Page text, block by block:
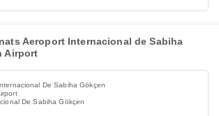
Aeroport Internacional de Sabiha
Airport
De Sabiha Gökçen
De Sabiha Gökçen